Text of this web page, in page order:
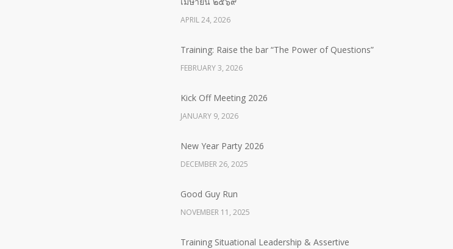
APRIL 24, 2026
Training: Raise the bar “The Power of Questions”
FEBRUARY 3, 2026
Kick Off Meeting 2026
JANUARY 9, 2026
New Year Party 2026
DECEMBER 26, 2025
Good Guy Run
NOVEMBER 11, 2025
Training Situational Leadership & Assertive